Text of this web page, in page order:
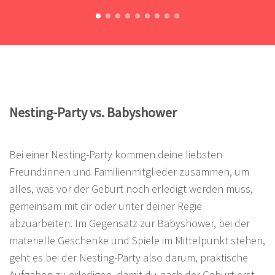
Nesting-Party vs. Babyshower
Bei einer Nesting-Party kommen deine liebsten
Freund:innen und Familienmitglieder zusammen, um
alles, was vor der Geburt noch erledigt werden muss,
gemeinsam mit dir oder unter deiner Regie
abzuarbeiten. Im Gegensatz zur Babyshower, bei der
materielle Geschenke und Spiele im Mittelpunkt stehen,
geht es bei der Nesting-Party also darum, praktische